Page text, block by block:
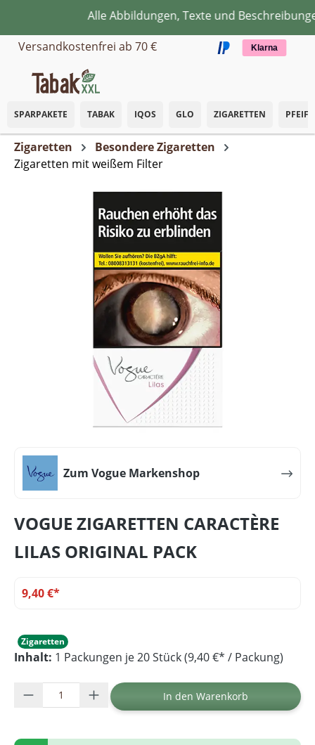
Zum Hauptinhalt springenAlle Abbildungen, Texte und
Versandkostenfrei ab 70 €
Klarna
SPARPAKETE TABAK IQOS GLO ZIGARETTEN
Zigaretten
Besondere Zigaretten
Zigaretten mit weißem Filter
Zum Vogue Markenshop
VOGUE ZIGARETTEN CARACTÈRE
LILAS ORIGINAL PACK
9,40 €*
Zigaretten
Inhalt: 1 Packungen je 20 Stück (9,40 €* / Packung)
Produkt Anzahl: Gib den gewünschten
In den Warenkorb